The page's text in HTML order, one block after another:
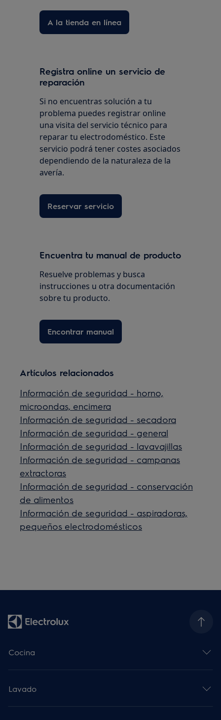
A la tienda en línea
Registra online un servicio de
reparación
Si no encuentras solución a tu
problema puedes registrar online
una visita del servicio técnico para
reparar tu electrodoméstico. Este
servicio podrá tener costes asociados
dependiendo de la naturaleza de la
avería.
Reservar servicio
Encuentra tu manual de producto
Resuelve problemas y busca
instrucciones u otra documentación
sobre tu producto.
Encontrar manual
Artículos relacionados
Información de seguridad - horno,
microondas, encimera
Información de seguridad - secadora
Información de seguridad - general
Información de seguridad - lavavajillas
Información de seguridad - campanas
extractoras
Información de seguridad - conservación
de alimentos
Información de seguridad - aspiradoras,
pequeños electrodomésticos
Cocina
Lavado